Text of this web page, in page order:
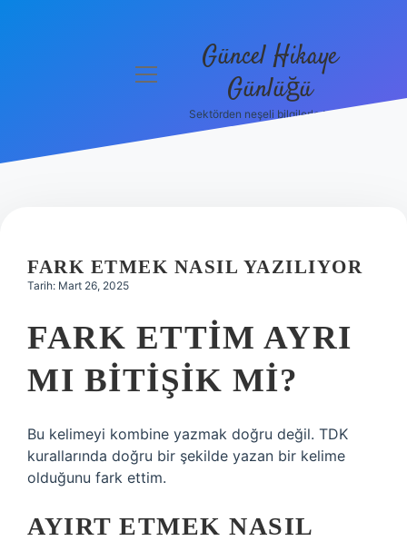
Hakkımızda
menüyü
Güncel Hikaye
Günlüğü
Sektörden neşeli bilgilerle tanış!
FARK ETMEK NASIL YAZILIYOR
Tarih: Mart 26, 2025
FARK ETTIM AYRI
MI BITIŞIK MI?
Bu kelimeyi kombine yazmak doğru değil. TDK
kurallarında doğru bir şekilde yazan bir kelime
olduğunu fark ettim.
AYIRT ETMEK NASIL